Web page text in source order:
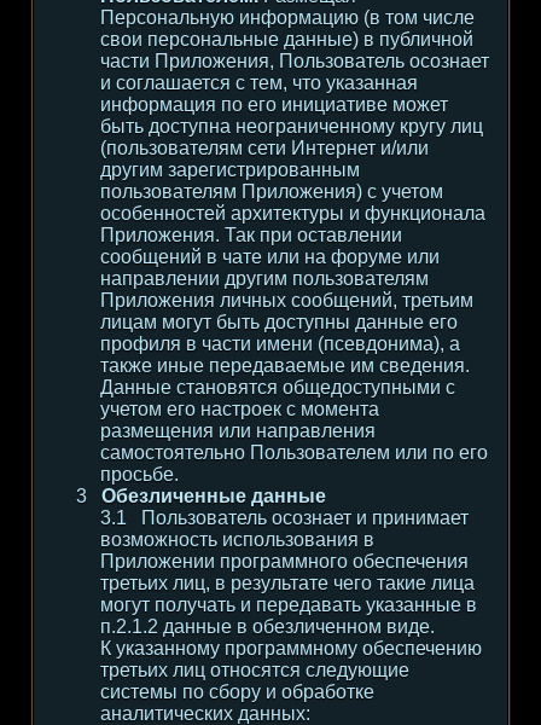
Персональную информацию (в том числе
свои персональные данные) в публичной
части Приложения, Пользователь осознает
и соглашается с тем, что указанная
информация по его инициативе может
быть доступна неограниченному кругу лиц
(пользователям сети Интернет и/или
другим зарегистрированным
пользователям Приложения) с учетом
особенностей архитектуры и функционала
Приложения. Так при оставлении
сообщений в чате или на форуме или
направлении другим пользователям
Приложения личных сообщений, третьим
лицам могут быть доступны данные его
профиля в части имени (псевдонима), а
также иные передаваемые им сведения.
Данные становятся общедоступными с
учетом его настроек с момента
размещения или направления
самостоятельно Пользователем или по его
просьбе.
Обезличенные данные
Пользователь осознает и принимает
возможность использования в
Приложении программного обеспечения
третьих лиц, в результате чего такие лица
могут получать и передавать указанные в
п.2.1.2 данные в обезличенном виде.
К указанному программному обеспечению
третьих лиц относятся следующие
системы по сбору и обработке
аналитических данных: